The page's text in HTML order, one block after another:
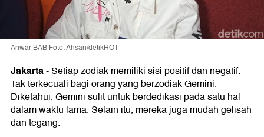
Anwar BAB Foto: Ahsan/detikHOT
Jakarta-Setiap zodiak memiliki sisi positif dan negatif.
Tak terkecuali bagi orang yang berzodiak Gemini.
Diketahui, Gemini sulit untuk berdedikasi pada satu hal
dalam waktu lama. Selain itu, mereka juga mudah gelisah
dan tegang.